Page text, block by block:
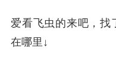
爱看飞虫的来吧，找
在哪里↓